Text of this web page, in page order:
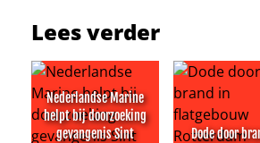
Lees verder
Nederlandse Marine
helpt bij doorzoeking
gevangenis Sint
Dode door